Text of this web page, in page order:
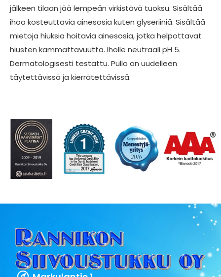
jälkeen tilaan jää lempeän virkistävä tuoksu. Sisältää
ihoa kosteuttavia ainesosia kuten glyseriiniä. Sisältää
mietoja hiuksia hoitavia ainesosia, jotka helpottavat
hiusten kammattavuutta. Iholle neutraali pH 5.
Dermatologisesti testattu. Pullo on uudelleen
täytettävissä ja kierrätettävissä.